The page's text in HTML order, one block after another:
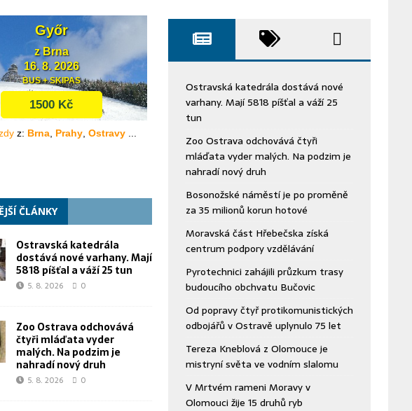
ČLÁNKY
Ostravská katedrála
dostává nové varhany. Mají
5818 píšťal a váží 25 tun
5. 8. 2026 0
Zoo Ostrava odchovává
čtyři mláďata vyder
malých. Na podzim je
nahradí nový druh
5. 8. 2026 0
Ostravská katedrála dostává nové
varhany. Mají 5818 píšťal a váží 25
tun
Zoo Ostrava odchovává čtyři
mláďata vyder malých. Na podzim je
nahradí nový druh
Bosonožské náměstí je po proměně
za 35 milionů korun hotové
Moravská část Hřebečska získá
centrum podpory vzdělávání
Pyrotechnici zahájili průzkum trasy
budoucího obchvatu Bučovic
Od popravy čtyř protikomunistických
odbojářů v Ostravě uplynulo 75 let
Tereza Kneblová z Olomouce je
mistryní světa ve vodním slalomu
V Mrtvém rameni Moravy v
Olomouci žije 15 druhů ryb